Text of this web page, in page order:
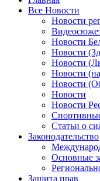
Все Новости
Новости
Новости
Новости
Новости
Новости
Новости
Новости
Новости
Статьи о
Законодательство
Основные
Защита прав